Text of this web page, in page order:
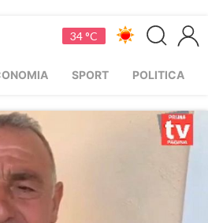
34 °C
SPORT POLITICA